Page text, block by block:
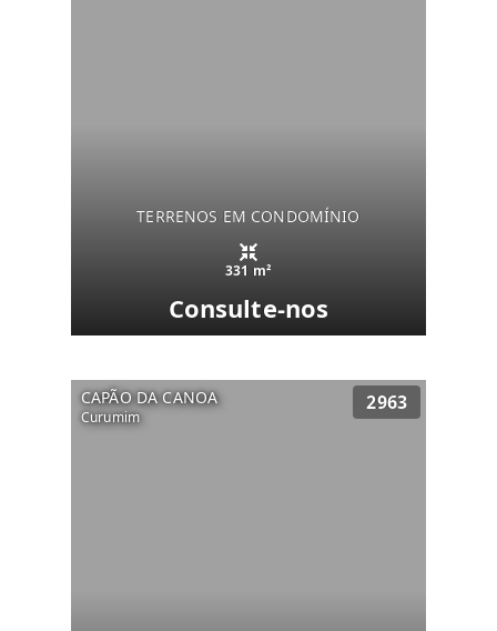
TERRENOS EM CONDOMÍNIO
331 m²
Consulte-nos
CAPÃO DA CANOA
Curumim
2963